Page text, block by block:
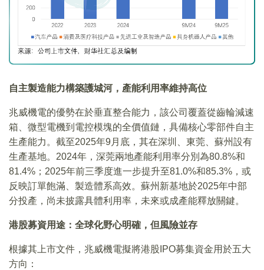
自主製造能力構築護城河，產能利用率維持高位
兆威機電的優勢在於垂直整合能力，該公司覆蓋從齒輪減速
箱、微型電機到電控模塊的全價值鏈，具備核心零部件自主
生產能力。截至2025年9月底，其在深圳、東莞、蘇州設有
生產基地。2024年，深莞兩地產能利用率分別為80.8%和
81.4%；2025年前三季度進一步提升至81.0%和85.3%，或
反映訂單飽滿、製造體系高效。蘇州新基地於2025年中部
分投產，尚未披露具體利用率，未來或成產能釋放關鍵。
港股募資用途：全球化野心明確，但風險並存
根據其上市文件，兆威機電擬將港股IPO募集資金用於五大
方向：